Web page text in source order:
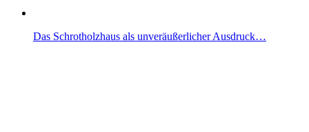
Das Schrotholzhaus als unveräußerlicher Ausdruck…